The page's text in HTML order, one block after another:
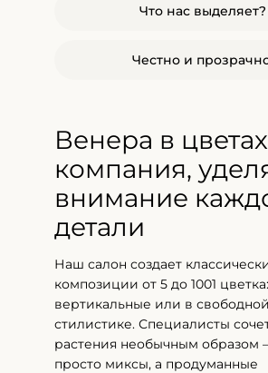
Что нас выделяет?
Честно и
Венера в
компания,
внимание
детали
Наш салон создает
композиции от 5 до 1001
вертикальные или в свободной
стилистике. Специалисты
растения необычным образом
просто миксы, а продуманные